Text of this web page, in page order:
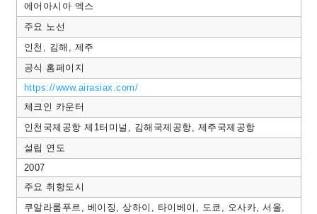
에어아시아 엑스
주요 노선
인천, 김해, 제주
공식 홈페이지
https://www.airasiax.com/
체크인 카운터
인천국제공항 제1터미널, 김해국제공항, 제주국제공항
설립 연도
2007
주요 취항도시
쿠알라룸푸르, 베이징, 상하이, 타이베이, 도쿄, 오사카, 서울,